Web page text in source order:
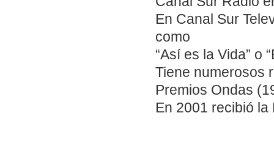
En Canal Sur
como
“Así es la Vida” o
Tiene numerosos
Premios Ondas
En 2001 recibió